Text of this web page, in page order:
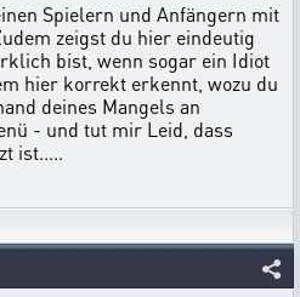
Spielern und Anfängern mit
zeigst du hier eindeutig
bist, wenn sogar ein Idiot
hier korrekt erkennt, wozu du
deines Mangels an
- und tut mir Leid, dass
ist.....